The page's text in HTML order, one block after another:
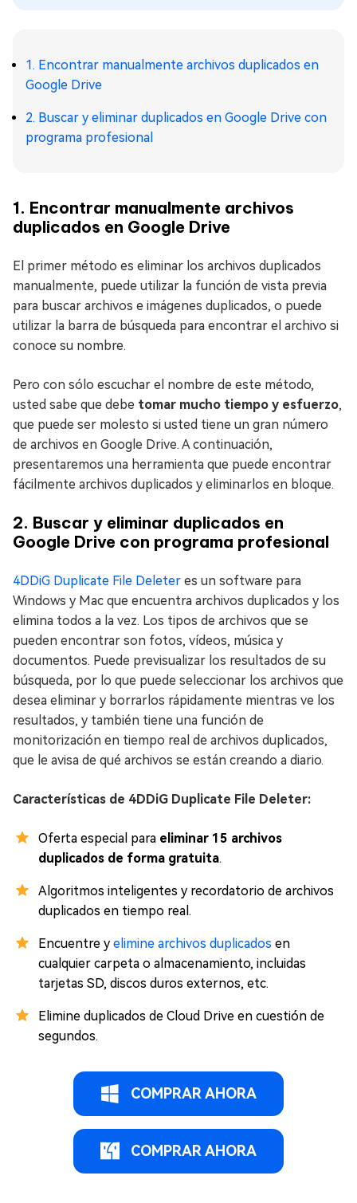
1. Encontrar manualmente archivos duplicados en
Google Drive
2. Buscar y eliminar duplicados en Google Drive con
programa profesional
1. Encontrar manualmente archivos
duplicados en Google Drive
El primer método es eliminar los archivos duplicados
manualmente, puede utilizar la función de vista previa
para buscar archivos e imágenes duplicados, o puede
utilizar la barra de búsqueda para encontrar el archivo si
conoce su nombre.
Pero con sólo escuchar el nombre de este método,
usted sabe que debe tomar mucho tiempo y esfuerzo,
que puede ser molesto si usted tiene un gran número
de archivos en Google Drive. A continuación,
presentaremos una herramienta que puede encontrar
fácilmente archivos duplicados y eliminarlos en bloque.
2. Buscar y eliminar duplicados en
Google Drive con programa profesional
4DDiG Duplicate File Deleter es un software para
Windows y Mac que encuentra archivos duplicados y los
elimina todos a la vez. Los tipos de archivos que se
pueden encontrar son fotos, vídeos, música y
documentos. Puede previsualizar los resultados de su
búsqueda, por lo que puede seleccionar los archivos que
desea eliminar y borrarlos rápidamente mientras ve los
resultados, y también tiene una función de
monitorización en tiempo real de archivos duplicados,
que le avisa de qué archivos se están creando a diario.
Características de 4DDiG Duplicate File Deleter:
Oferta especial para eliminar 15 archivos
duplicados de forma gratuita.
Algoritmos inteligentes y recordatorio de archivos
duplicados en tiempo real.
Encuentre y elimine archivos duplicados en
cualquier carpeta o almacenamiento, incluidas
tarjetas SD, discos duros externos, etc.
Elimine duplicados de Cloud Drive en cuestión de
segundos.
COMPRAR AHORA
COMPRAR AHORA